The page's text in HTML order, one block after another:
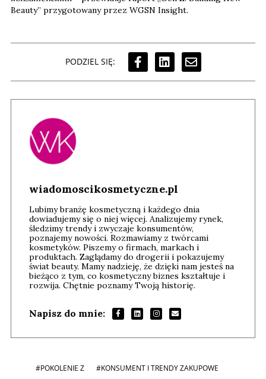
Beauty” przygotowany przez WGSN Insight.
PODZIEL SIĘ:
wiadomoscikosmetyczne.pl
Lubimy branżę kosmetyczną i każdego dnia
dowiadujemy się o niej więcej. Analizujemy rynek,
śledzimy trendy i zwyczaje konsumentów,
poznajemy nowości. Rozmawiamy z twórcami
kosmetyków. Piszemy o firmach, markach i
produktach. Zaglądamy do drogerii i pokazujemy
świat beauty. Mamy nadzieję, że dzięki nam jesteś na
bieżąco z tym, co kosmetyczny biznes kształtuje i
rozwija. Chętnie poznamy Twoją historię.
Napisz do mnie:
#POKOLENIE Z
#KONSUMENT I TRENDY ZAKUPOWE